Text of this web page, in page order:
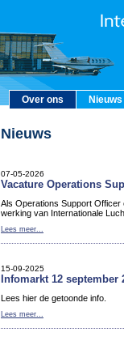
Over ons Nieuws
Nieuws
07-05-2026
Vacature Operations
Als Operations Support Officer
werking van Internationale
Lees meer...
15-09-2025
Infomarkt 12 september
Lees hier de getoonde info.
Lees meer...